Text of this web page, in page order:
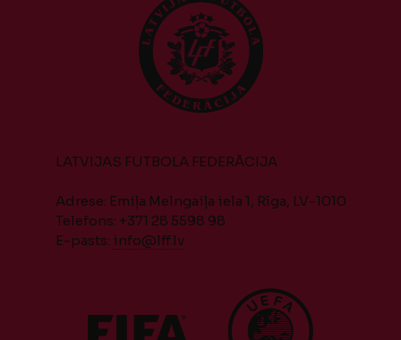
LATVIJAS FUTBOLA FEDERĀCIJA
Adrese: Emiļa Melngaiļa iela 1, Rīga, LV-1010
Telefons: +371 28 5598 98
E-pasts: info@lff.lv